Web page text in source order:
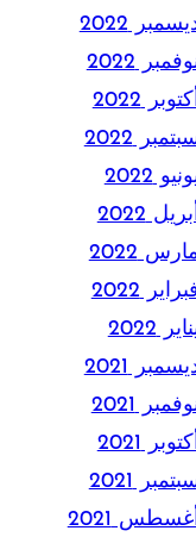
2022
2022
2022
2022
2022
2022
2022
2022
2022
2021
2021
2021
2021
2021